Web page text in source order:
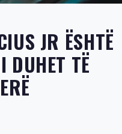
JR ËSHTË
DUHET TË